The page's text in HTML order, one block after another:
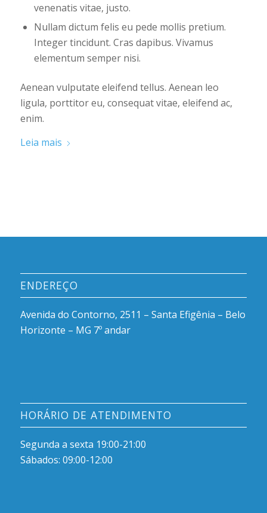
venenatis vitae, justo.
Nullam dictum felis eu pede mollis pretium.
Integer tincidunt. Cras dapibus. Vivamus
elementum semper nisi.
Aenean vulputate eleifend tellus. Aenean leo
ligula, porttitor eu, consequat vitae, eleifend ac,
enim.
Leia mais
ENDEREÇO
Avenida do Contorno, 2511 – Santa Efigênia – Belo
Horizonte – MG 7º andar
HORÁRIO DE ATENDIMENTO
Segunda a sexta 19:00-21:00
Sábados: 09:00-12:00